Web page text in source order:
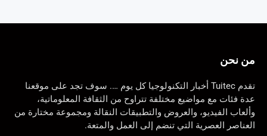
من نحن
تقدم Tuitec أخبار التكنولوجيا كل يوم …. سوف تجد على موقعنا
عدة فئات مع مواضيع مختلفة تتراوح من الثقافة المعلوماتية،
وألعاب الفيديو، والعروض والتطبيقات النقالة ومجموعة مختارة من
العناصر العصرية التي تنضم إلى العمل والمتعة.